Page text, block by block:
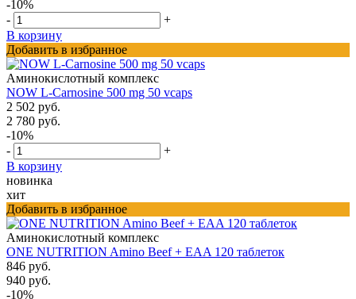
-10%
-
+
В корзину
Добавить в избранное
Аминокислотный комплекс
NOW L-Carnosine 500 mg 50 vcaps
2 502 руб.
2 780 руб.
-10%
-
+
В корзину
новинка
хит
Добавить в избранное
Аминокислотный комплекс
ONE NUTRITION Amino Beef + EAA 120 таблеток
846 руб.
940 руб.
-10%